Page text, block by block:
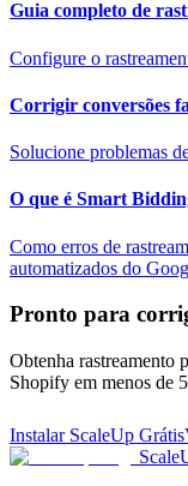
Guia completo de
Configure o
Corrigir conversões
Solucione problemas
O que é Smart
Como erros de
automatizados do
Pronto para
Obtenha rastreamento
Shopify em menos de
Instalar ScaleUp Grátis